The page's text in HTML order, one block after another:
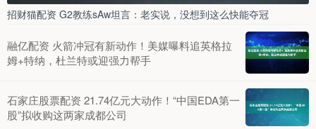
招财猫配资 G2教练sAw坦言：老实说，没想到这么快能夺冠
融亿配资 火箭冲冠有新动作！美媒曝料追英格拉
姆+特纳，杜兰特或迎强力帮手
石家庄股票配资 21.74亿元大动作！“中国EDA第一
股”拟收购这两家成都公司